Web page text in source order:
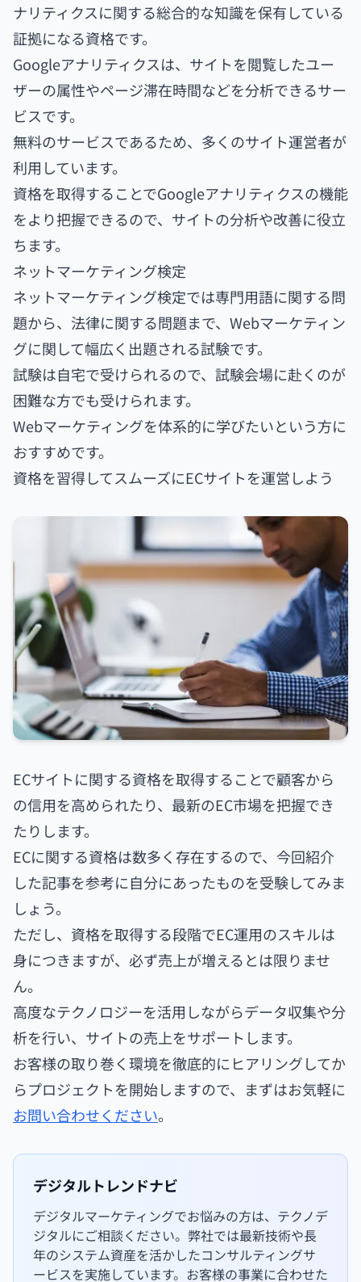
ナリティクスに関する総合的な知識を保有している
証拠になる資格です。
Googleアナリティクスは、サイトを閲覧したユー
ザーの属性やページ滞在時間などを分析できるサー
ビスです。
無料のサービスであるため、多くのサイト運営者が
利用しています。
資格を取得することでGoogleアナリティクスの機能
をより把握できるので、サイトの分析や改善に役立
ちます。
ネットマーケティング検定
ネットマーケティング検定では専門用語に関する問
題から、法律に関する問題まで、Webマーケティン
グに関して幅広く出題される試験です。
試験は自宅で受けられるので、試験会場に赴くのが
困難な方でも受けられます。
Webマーケティングを体系的に学びたいという方に
おすすめです。
資格を習得してスムーズにECサイトを運営しよう
ECサイトに関する資格を取得することで顧客から
の信用を高められたり、最新のEC市場を把握でき
たりします。
ECに関する資格は数多く存在するので、今回紹介
した記事を参考に自分にあったものを受験してみま
しょう。
ただし、資格を取得する段階でEC運用のスキルは
身につきますが、必ず売上が増えるとは限りませ
ん。
高度なテクノロジーを活用しながらデータ収集や分
析を行い、サイトの売上をサポートします。
お客様の取り巻く環境を徹底的にヒアリングしてか
らプロジェクトを開始しますので、まずはお気軽に
お問い合わせください。
デジタルトレンドナビ
デジタルマーケティングでお悩みの方は、テクノデ
ジタルにご相談ください。弊社では最新技術や長
年のシステム資産を活かしたコンサルティングサ
ービスを実施しています。お客様の事業に合わせた